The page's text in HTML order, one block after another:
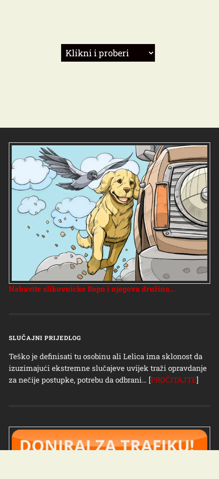
Nabavite slikovnicke Bepo i njegova družina...
SLUČAJNI PRIJEDLOG
Teško je definisati tu osobinu ali Lelica ima sklonost da
izuzimajući ekstremne slučajeve uvijek traži opravdanje
za nečije postupke, potrebu da odbrani… [PROČITAJTE]